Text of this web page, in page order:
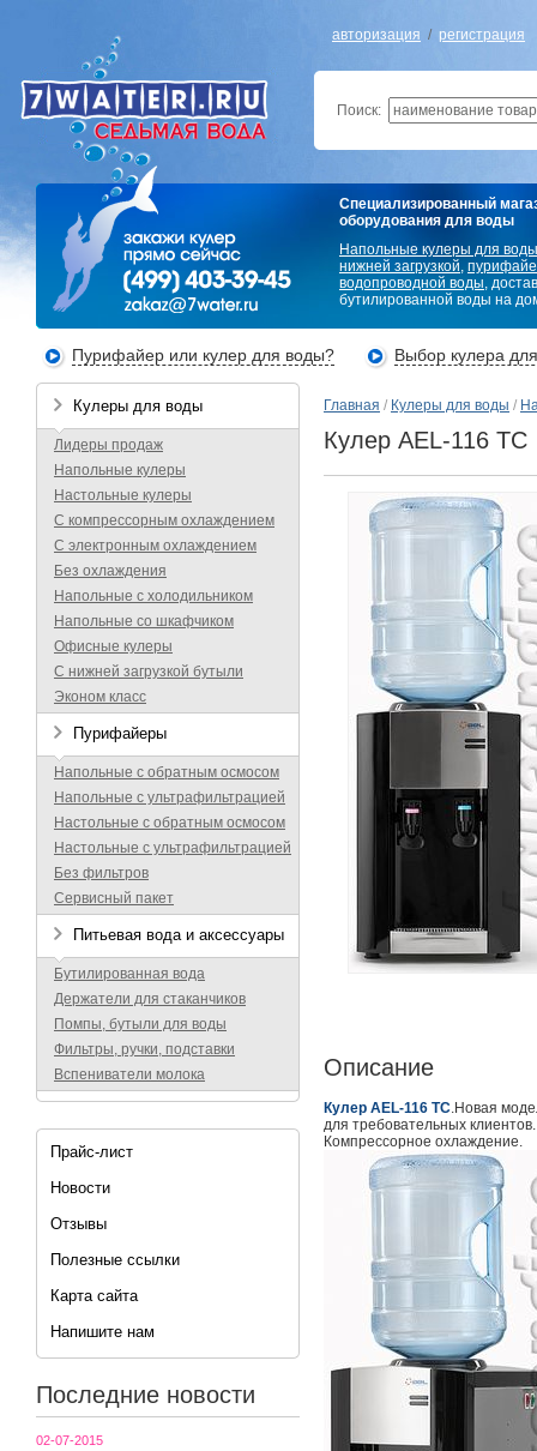
авторизация / регистрация
Поиск:
Специализированный
оборудования для воды
Напольные кулеры для воды
нижней загрузкой,
водопроводной воды,
бутилированной воды на
Пурифайер или кулер для воды? Выбор кулера
Кулеры для воды
Лидеры продаж
Напольные кулеры
Настольные кулеры
С компрессорным охлаждением
С электронным охлаждением
Без охлаждения
Напольные с холодильником
Напольные со шкафчиком
Офисные кулеры
С нижней загрузкой бутыли
Эконом класс
Пурифайеры
Напольные с обратным осмосом
Напольные с ультрафильтрацией
Настольные с обратным осмосом
Настольные с ультрафильтрацией
Без фильтров
Сервисный пакет
Питьевая вода и аксессуары
Бутилированная вода
Держатели для стаканчиков
Помпы, бутыли для воды
Фильтры, ручки, подставки
Вспениватели молока
Прайс-лист
Новости
Отзывы
Полезные ссылки
Карта сайта
Напишите нам
Последние новости
02-07-2015
Главная / Кулеры для воды /
Кулер AEL-116 TC
Описание
Кулер AEL-116 TC.Новая
для требовательных
Компрессорное охлаждение.